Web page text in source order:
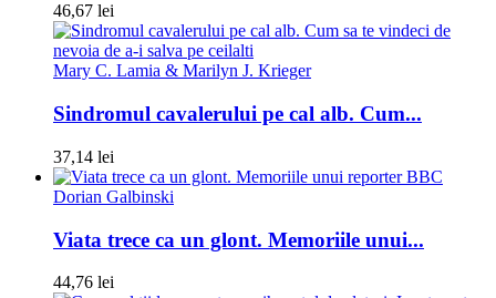
46,67 lei
Mary C. Lamia & Marilyn J. Krieger
Sindromul cavalerului pe cal alb. Cum...
37,14 lei
Dorian Galbinski
Viata trece ca un glont. Memoriile unui...
44,76 lei